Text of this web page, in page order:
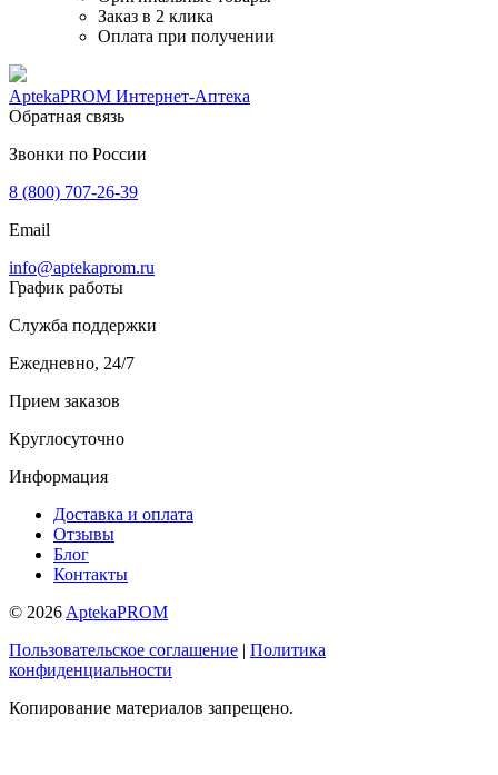
Заказ в 2 клика
Оплата при получении
AptekaPROM Интернет-Аптека
Обратная связь
Звонки по России
8 (800) 707-26-39
Email
info@aptekaprom.ru
График работы
Служба поддержки
Ежедневно, 24/7
Прием заказов
Круглосуточно
Информация
Доставка и оплата
Отзывы
Блог
Контакты
© 2026 AptekaPROM
Пользовательское соглашение | Политика
конфиденциальности
Копирование материалов запрещено.